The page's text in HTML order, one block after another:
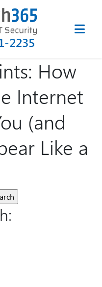
2235
How
Internet
(and
Like a